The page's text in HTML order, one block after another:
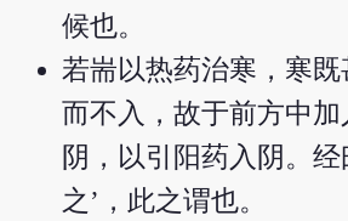
候也。
若耑以热药治寒，寒
而不入，故于前方中加
阴，以引阳药入阴。经
之’，此之谓也。